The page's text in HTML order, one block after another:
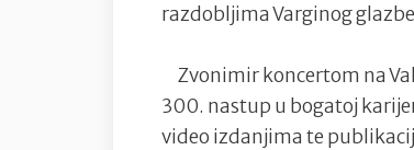
razdobljima Varginog
Zvonimir koncertom na
300. nastup u bogatoj
video izdanjima te